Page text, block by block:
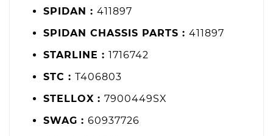
SPIDAN : 411897
SPIDAN CHASSIS PARTS : 411897
STARLINE : 1716742
STC : T406803
STELLOX : 7900449SX
SWAG : 60937726